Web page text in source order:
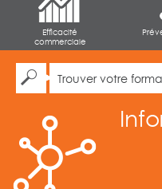
Efficacité
commerciale